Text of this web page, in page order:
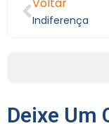
Voltar
Indiferença
Deixe Um